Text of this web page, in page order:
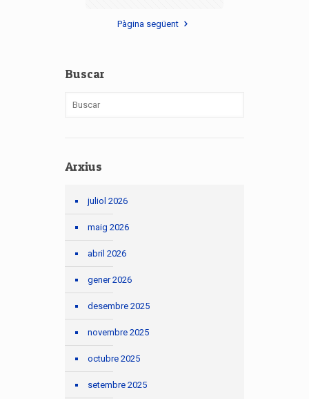
Pàgina següent
Buscar
Arxius
juliol 2026
maig 2026
abril 2026
gener 2026
desembre 2025
novembre 2025
octubre 2025
setembre 2025